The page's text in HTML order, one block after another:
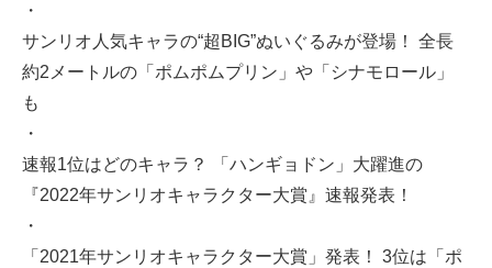
・
サンリオ人気キャラの“超BIG”ぬいぐるみが登場！ 全長
約2メートルの「ポムポムプリン」や「シナモロール」
も
・
速報1位はどのキャラ？ 「ハンギョドン」大躍進の
『2022年サンリオキャラクター大賞』速報発表！
・
「2021年サンリオキャラクター大賞」発表！ 3位は「ポ